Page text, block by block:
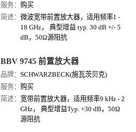
服务： 购买
简述：微波宽带前置放大器，适用频率1 -
18 GHz， 典型增益 typ. 30 dB +/- 5
dB，50Ω源阻抗
BBV 9745 前置放大器
品牌：SCHWARZBECK(施瓦茨贝克)
服务： 购买
简述： 宽带前置放大器，适用频率9 kHz - 2
GHz， 典型增益Typ. +30 dB，50Ω
源阻抗